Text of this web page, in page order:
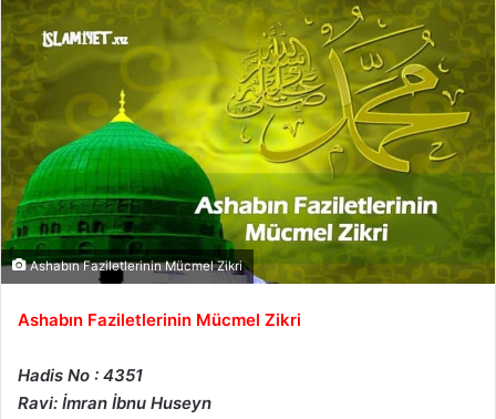
Ashabın Faziletlerinin Mücmel Zikri
Ashabın Faziletlerinin Mücmel Zikri
Hadis No : 4351
Ravi: İmran İbnu Huseyn